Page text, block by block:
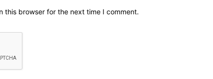
this browser for the next time I comment.